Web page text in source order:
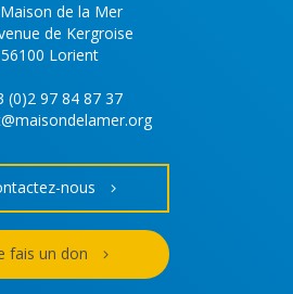
de la Mer
de Kergroise
56100 Lorient
(0)2 97 84 87 37
nous
fais un don